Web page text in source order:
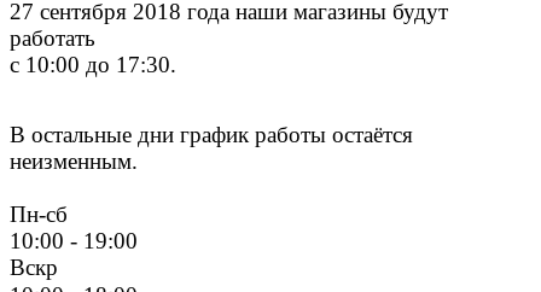
27 сентября 2018 года наши магазины будут
работать
с 10:00 до 17:30.
В остальные дни график работы остаётся
неизменным.
Пн-сб
10:00 - 19:00
Вскр